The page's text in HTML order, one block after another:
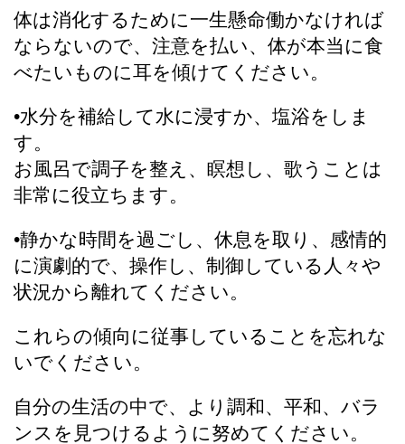
体は消化するために一生懸命働かなければ
ならないので、注意を払い、体が本当に食
べたいものに耳を傾けてください。
•水分を補給して水に浸すか、塩浴をしま
す。
お風呂で調子を整え、瞑想し、歌うことは
非常に役立ちます。
•静かな時間を過ごし、休息を取り、感情的
に演劇的で、操作し、制御している人々や
状況から離れてください。
これらの傾向に従事していることを忘れな
いでください。
自分の生活の中で、より調和、平和、バラ
ンスを見つけるように努めてください。